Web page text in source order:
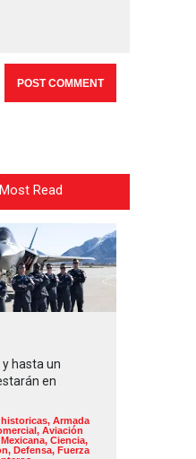
Most Read
y hasta un
en
, Armada
, Aviación
, Ciencia,
, Defensa, Fuerza